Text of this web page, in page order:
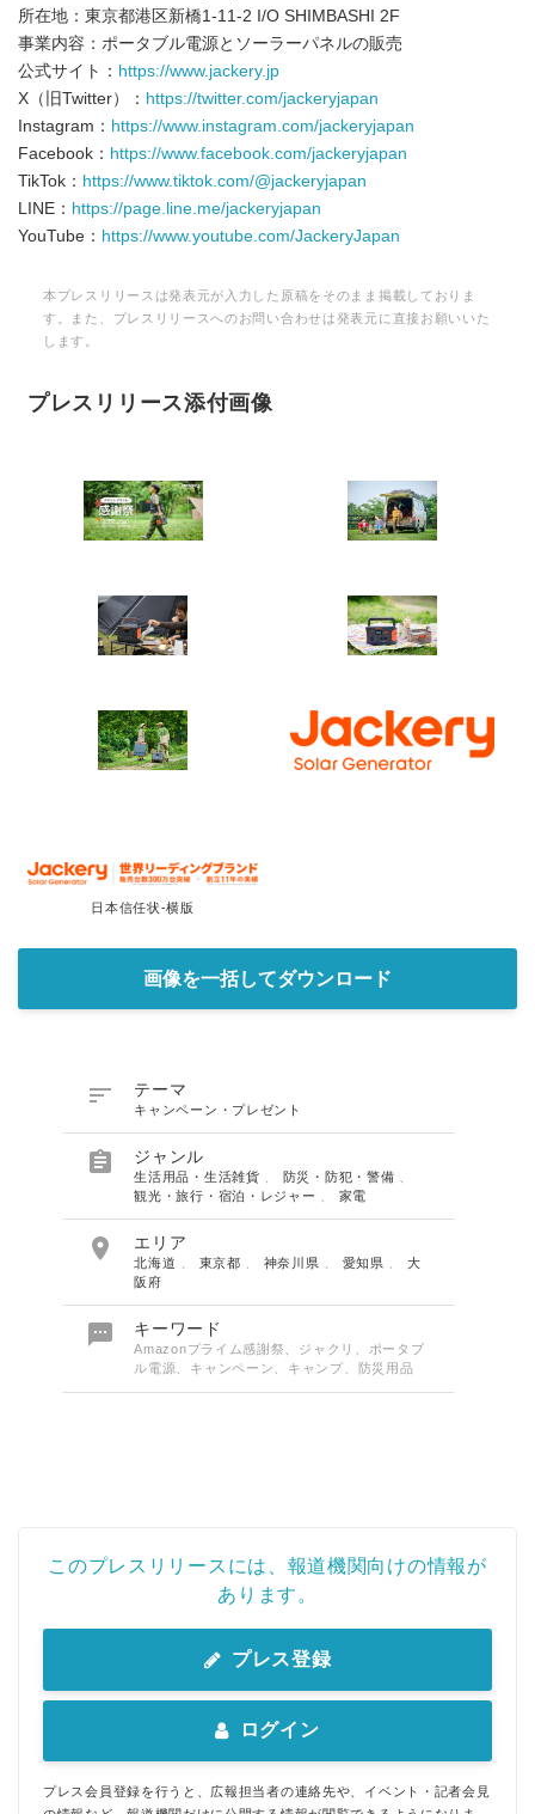
所在地：東京都港区新橋1-11-2 I/O SHIMBASHI 2F
事業内容：ポータブル電源とソーラーパネルの販売
公式サイト： https://www.jackery.jp
X（旧Twitter）： https://twitter.com/jackeryjapan
Instagram： https://www.instagram.com/jackeryjapan
Facebook： https://www.facebook.com/jackeryjapan
TikTok： https://www.tiktok.com/@jackeryjapan
LINE： https://page.line.me/jackeryjapan
YouTube： https://www.youtube.com/JackeryJapan
本プレスリリースは発表元が入力した原稿をそのまま掲載しておりま
す。また、プレスリリースへのお問い合わせは発表元に直接お願いいた
します。
プレスリリース添付画像
日本信任状-横版
画像を一括してダウンロード
 テーマ
キャンペーン・プレゼント
 ジャンル
生活用品・生活雑貨 、 防災・防犯・警備 、
観光・旅行・宿泊・レジャー 、 家電
 エリア
北海道 、 東京都 、 神奈川県 、 愛知県 、 大
阪府
 キーワード
Amazonプライム感謝祭、ジャクリ、ポータブ
ル電源、キャンペーン、キャンプ、防災用品
このプレスリリースには、報道機関向けの情報が
あります。
プレス登録
ログイン
プレス会員登録を行うと、広報担当者の連絡先や、イベント・記者会見
Japanese